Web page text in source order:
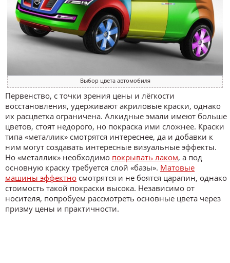
Выбор цвета автомобиля
Первенство, с точки зрения цены и лёгкости
восстановления, удерживают акриловые краски, однако
их расцветка ограничена. Алкидные эмали имеют больше
цветов, стоят недорого, но покраска ими сложнее. Краски
типа «металлик» смотрятся интереснее, да и добавки к
ним могут создавать интересные визуальные эффекты.
Но «металлик» необходимо покрывать лаком, а под
основную краску требуется слой «базы». Матовые
машины эффектно смотрятся и не боятся царапин, однако
стоимость такой покраски высока. Независимо от
носителя, попробуем рассмотреть основные цвета через
призму цены и практичности.